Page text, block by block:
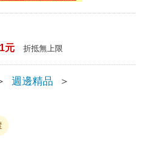
元 折抵無上限
週邊精品
＞